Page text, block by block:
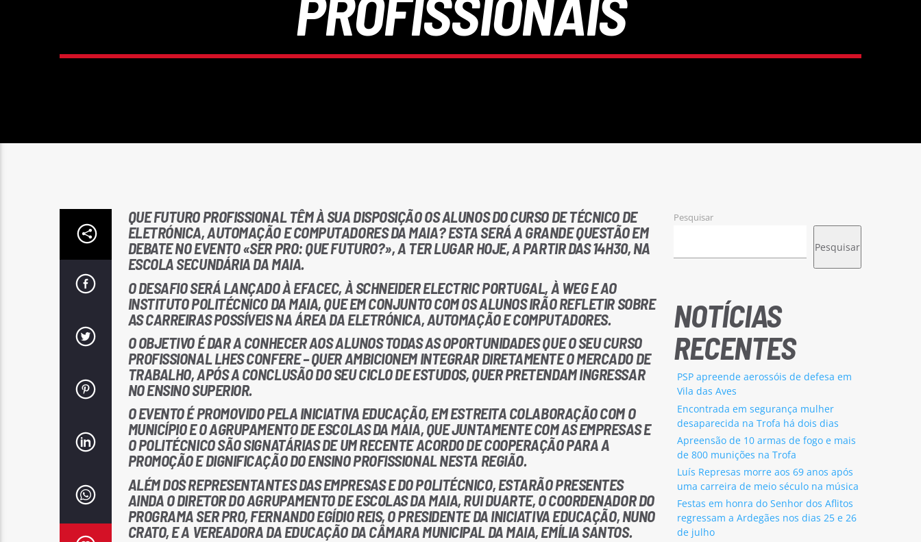
QUE FUTURO PROFISSIONAL TÊM À SUA DISPOSIÇÃO OS ALUNOS DO CURSO DE TÉCNICO DE
ELETRÓNICA, AUTOMAÇÃO E COMPUTADORES DA MAIA? ESTA SERÁ A GRANDE QUESTÃO EM
DEBATE NO EVENTO «SER PRO: QUE FUTURO?», A TER LUGAR HOJE, A PARTIR DAS 14H30, NA
ESCOLA SECUNDÁRIA DA MAIA.
O DESAFIO SERÁ LANÇADO À EFACEC, À SCHNEIDER ELECTRIC PORTUGAL, À WEG E AO
INSTITUTO POLITÉCNICO DA MAIA, QUE EM CONJUNTO COM OS ALUNOS IRÃO REFLETIR SOBRE
AS CARREIRAS POSSÍVEIS NA ÁREA DA ELETRÓNICA, AUTOMAÇÃO E COMPUTADORES.
O OBJETIVO É DAR A CONHECER AOS ALUNOS TODAS AS OPORTUNIDADES QUE O SEU CURSO
PROFISSIONAL LHES CONFERE – QUER AMBICIONEM INTEGRAR DIRETAMENTE O MERCADO DE
TRABALHO, APÓS A CONCLUSÃO DO SEU CICLO DE ESTUDOS, QUER PRETENDAM INGRESSAR
NO ENSINO SUPERIOR.
O EVENTO É PROMOVIDO PELA INICIATIVA EDUCAÇÃO, EM ESTREITA COLABORAÇÃO COM O
MUNICÍPIO E O AGRUPAMENTO DE ESCOLAS DA MAIA, QUE JUNTAMENTE COM AS EMPRESAS E
O POLITÉCNICO SÃO SIGNATÁRIAS DE UM RECENTE ACORDO DE COOPERAÇÃO PARA A
PROMOÇÃO E DIGNIFICAÇÃO DO ENSINO PROFISSIONAL NESTA REGIÃO.
ALÉM DOS REPRESENTANTES DAS EMPRESAS E DO POLITÉCNICO, ESTARÃO PRESENTES
AINDA O DIRETOR DO AGRUPAMENTO DE ESCOLAS DA MAIA, RUI DUARTE, O COORDENADOR DO
PROGRAMA SER PRO, FERNANDO EGÍDIO REIS, O PRESIDENTE DA INICIATIVA EDUCAÇÃO, NUNO
CRATO, E A VEREADORA DA EDUCAÇÃO DA CÂMARA MUNICIPAL DA MAIA, EMÍLIA SANTOS.
Pesquisar
Pesquisar
NOTÍCIAS
RECENTES
PSP apreende aerossóis de defesa em
Vila das Aves
Encontrada em segurança mulher
desaparecida na Trofa há dois dias
Apreensão de 10 armas de fogo e mais
de 800 munições na Trofa
Luís Represas morre aos 69 anos após
uma carreira de meio século na música
Festas em honra do Senhor dos Aflitos
regressam a Ardegães nos dias 25 e 26
de julho